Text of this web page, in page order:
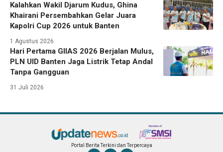
Kalahkan Wakil Djarum Kudus, Ghina
Khairani Persembahkan Gelar Juara
Kapolri Cup 2026 untuk Banten
1 Agustus 2026
Hari Pertama GIIAS 2026 Berjalan Mulus,
PLN UID Banten Jaga Listrik Tetap Andal
Tanpa Gangguan
31 Juli 2026
Portal Berita Terkini dan Terpercaya